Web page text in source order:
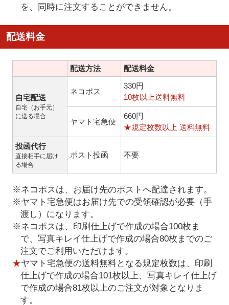
を、同時に注文することができません。
配送料金
配送方法 配送料金
自宅配送
自宅（お手元）
に送る場合
ネコポス
330円
10枚以上送料無料
ヤマト宅急便
660円
★規定枚数以上 送料無料
投函代行
直接相手に届け
る場合
ポスト投函 不要
※ネコポスは、お届け先のポストへ配達されます。
※ヤマト宅急便はお届け先での受領確認が必要（手
渡し）になります。
※ネコポスは、印刷仕上げで作成の場合100枚ま
で、写真キレイ仕上げで作成の場合80枚までのご
注文でご利用いただけます。
★ヤマト宅急便の送料無料となる規定枚数は、印刷
仕上げで作成の場合101枚以上、写真キレイ仕上げ
で作成の場合81枚以上のご注文が対象となりま
す。